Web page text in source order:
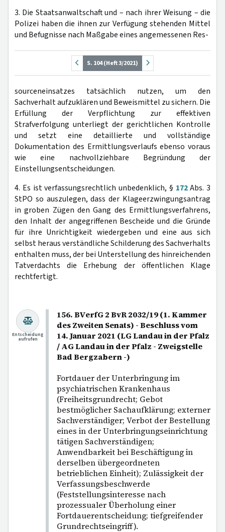
3. Die Staatsanwaltschaft und – nach ihrer Weisung – die
Polizei haben die ihnen zur Verfügung stehenden Mittel
und Befugnisse nach Maßgabe eines angemessenen Res-
S. 104 (Heft 3/2021)
sourceneinsatzes tatsächlich nutzen, um den
Sachverhalt aufzuklären und Beweismittel zu sichern. Die
Erfüllung der Verpflichtung zur effektiven
Strafverfolgung unterliegt der gerichtlichen Kontrolle
und setzt eine detaillierte und vollständige
Dokumentation des Ermittlungsverlaufs ebenso voraus
wie eine nachvollziehbare Begründung der
Einstellungsentscheidungen.
4. Es ist verfassungsrechtlich unbedenklich, § 172Abs. 3
StPO so auszulegen, dass der Klageerzwingungsantrag
in groben Zügen den Gang des Ermittlungsverfahrens,
den Inhalt der angegriffenen Bescheide und die Gründe
für ihre Unrichtigkeit wiedergeben und eine aus sich
selbst heraus verständliche Schilderung des Sachverhalts
enthalten muss, der bei Unterstellung des hinreichenden
Tatverdachts die Erhebung der öffentlichen Klage
rechtfertigt.
156. BVerfG 2 BvR 2032/19 (1. Kammer
des Zweiten Senats) - Beschluss vom
14. Januar 2021 (LG Landau in der Pfalz
/ AG Landau in der Pfalz - Zweigstelle
Bad Bergzabern -)
Fortdauer der Unterbringung im
psychiatrischen Krankenhaus
(Freiheitsgrundrecht; Gebot
bestmöglicher Sachaufklärung; externer
Sachverständiger; Verbot der Bestellung
eines in der Unterbringungseinrichtung
tätigen Sachverständigen;
Anwendbarkeit bei Beschäftigung in
derselben übergeordneten
betrieblichen Einheit); Zulässigkeit der
Verfassungsbeschwerde
(Feststellungsinteresse nach
prozessualer Überholung einer
Fortdauerentscheidung; tiefgreifender
Grundrechtseingriff).
Entscheidung
aufrufen